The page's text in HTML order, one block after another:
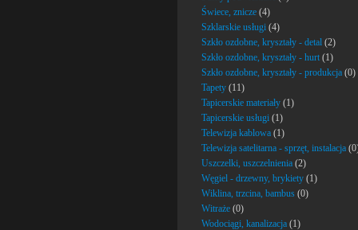
Świece, znicze (4)
Szklarskie usługi (4)
Szkło ozdobne, kryształy - detal (2)
Szkło ozdobne, kryształy - hurt (1)
Szkło ozdobne, kryształy - produkcja (0)
Tapety (11)
Tapicerskie materiały (1)
Tapicerskie usługi (1)
Telewizja kablowa (1)
Telewizja satelitarna - sprzęt, instalacja
Uszczelki, uszczelnienia (2)
Węgiel - drzewny, brykiety (1)
Wiklina, trzcina, bambus (0)
Witraże (0)
Wodociągi, kanalizacja (1)